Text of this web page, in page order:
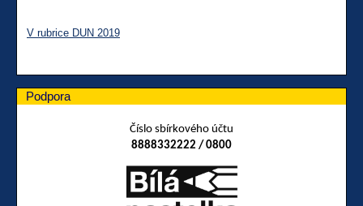
V rubrice DUN 2019
Podpora
Číslo sbírkového účtu
8888332222 / 0800